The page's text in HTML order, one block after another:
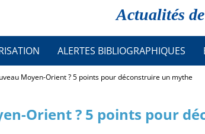
Actualités
ALERTES BIBLIOGRAPHIQUES
Moyen-Orient ? 5 points pour déconstruire un mythe
Orient ? 5 points pour